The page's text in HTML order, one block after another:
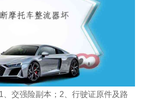
、交强险副本；2、行驶证原件及路